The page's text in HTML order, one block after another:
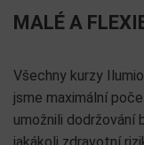
MALÉ A
Všechny kurzy
jsme maximální
umožnili dodržování